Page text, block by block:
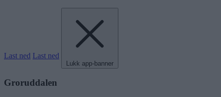
Last ned Last ned
Lukk app-banner
Groruddalen